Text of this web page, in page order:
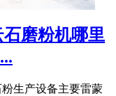
石磨粉机哪里
生产设备主要雷蒙